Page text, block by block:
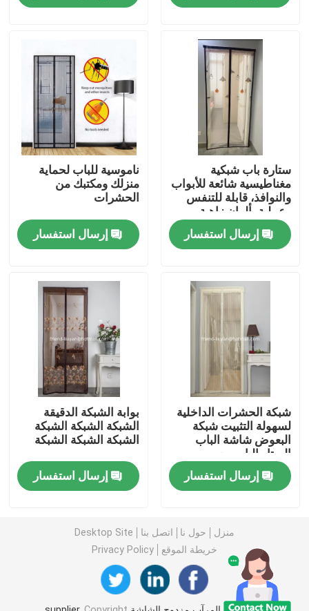
منزل
المنتجات
ضبط الجودة
طلب اقتباس
Russian website
شاشة النافذة
شبكة ظلال PE
ستارة باب شبكية
مغناطيسية شائعة للأبواب
والنوافذ، قابلة للتنفس
وعملية بألوان زاهية
إرسال استفسار
ناموسية للباب لحماية
منزلك ومكتبك من
الحشرات
إرسال استفسار
شبكة الحشرات الداخلية
لسهولة التثبيت شبكة
البعوض شاشة الباب
الستار الباب مع
المغناطيس
إرسال استفسار
بوابة الشبكة الدقيقة
الشبكة الشبكة الشبكة
الشبكة الشبكة الشبكة
إرسال استفسار
منزل حول نا اتصل بنا
Desktop Site
خريطة الموقع
Privacy Policy